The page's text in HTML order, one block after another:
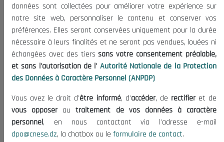
Le CNESE
A Propos
Le président
Organisation
Publications
Informations utiles
Appels d'offres et Consultations
Mentions Légales
données sont collectées pour améliorer votre expérience sur
notre site web, personnaliser le contenu et conserver vos
préférences. Elles seront conservées uniquement pour la durée
nécessaire à leurs finalités et ne seront pas vendues, louées ni
échangées avec des tierssans votre consentement préalable,
et sans l'autorisation de l' Autorité Nationale de la Protection
des Données à Caractère Personnel (ANPDP)
Vous avez le droit d'être informé, d'accéder, de rectifieret de
vous opposerautraitement de vos données à caractère
personnel, en nous contactant via l'adresse e-mail
dpo@cnese.dz, la chatbox ou le formulaire de contact.